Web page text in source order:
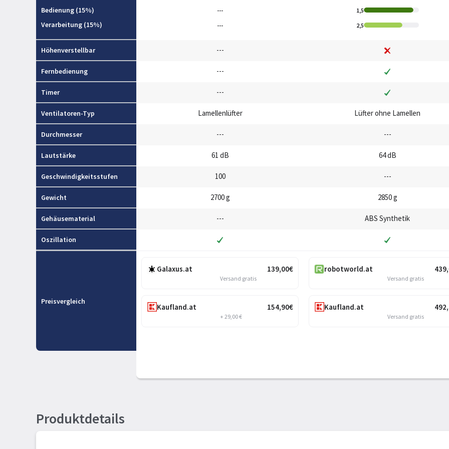
Bedienung (15%) --- 1,5
Verarbeitung (15%) --- 2,5
Höhenverstellbar ---
Fernbedienung ---
Timer ---
Ventilatoren-Typ Lamellenlüfter Lüfter ohne Lamellen
Durchmesser --- ---
Lautstärke 61 dB 64 dB
Geschwindigkeitsstufen 100 ---
Gewicht 2700 g 2850 g
Gehäusematerial --- ABS Synthetik
Oszillation
Preisvergleich
139,00€
Galaxus.at
Versand gratis
154,90€
Kaufland.at
+ 29,00 €
439
robotworld.at
Versand gratis
492
Kaufland.at
Versand gratis
Produktdetails